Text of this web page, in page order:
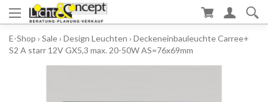
E-Shop › Sale› Design Leuchten › Deckeneinbauleuchte Carree+
S2 A starr 12V GX5,3 max. 20-50W AS=76x69mm